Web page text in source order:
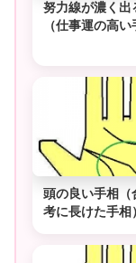
努力線が濃く出
（仕事運の高い
頭の良い手相（
考に長けた手相